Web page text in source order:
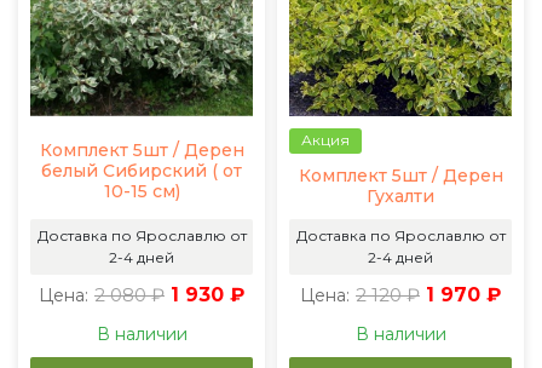
Комплект 5шт / Дерен
белый Сибирский ( от
10-15 см)
Доставка по Ярославлю от
2-4 дней
Цена: 2 080 ₽ 1 930 ₽
В наличии
Акция
Комплект 5шт / Дерен
Гухалти
Доставка по Ярославлю от
2-4 дней
Цена: 2 120 ₽ 1 970 ₽
В наличии